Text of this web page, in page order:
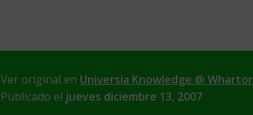
Ver original en Universia Knowledge @
Publicado el jueves diciembre 13, 2007